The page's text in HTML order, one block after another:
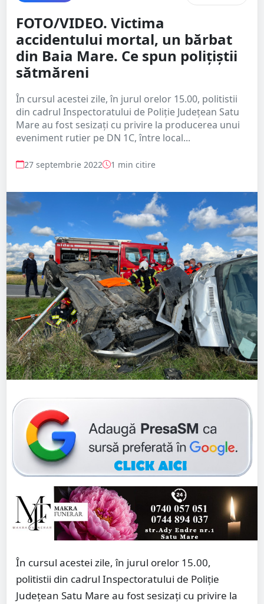
FOTO/VIDEO. Victima
accidentului mortal, un bărbat
din Baia Mare. Ce spun polițiștii
sătmăreni
În cursul acestei zile, în jurul orelor 15.00, politistii
din cadrul Inspectoratului de Poliție Județean Satu
Mare au fost sesizați cu privire la producerea unui
eveniment rutier pe DN 1C, între local...
27 septembrie 2022 1 min citire
În cursul acestei zile, în jurul orelor 15.00,
politistii din cadrul Inspectoratului de Poliție
Județean Satu Mare au fost sesizați cu privire la